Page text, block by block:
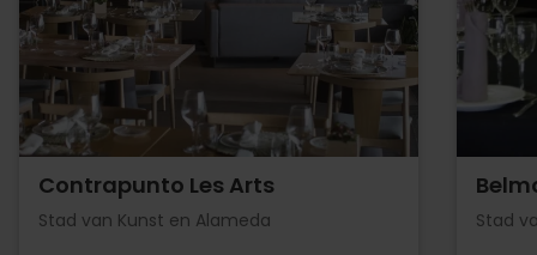
Contrapunto Les Arts
Stad van Kunst en Alameda Stad